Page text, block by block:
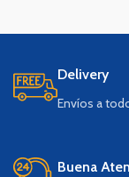
Delivery
Envíos a
Buena